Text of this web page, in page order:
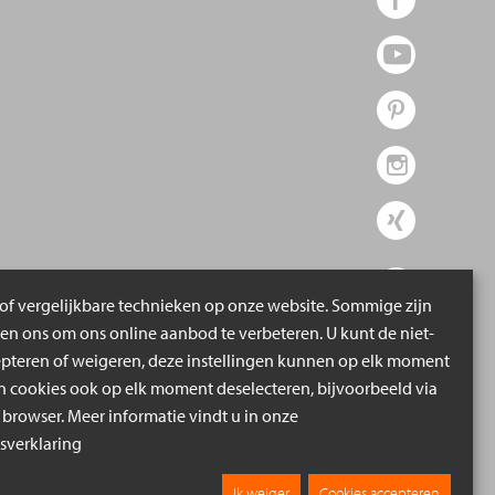
vergelijkbare technieken op onze website. Sommige zijn
ons om ons online aanbod te verbeteren. U kunt de niet-
of weigeren, deze instellingen kunnen op elk moment
cookies ook op elk moment deselecteren, bijvoorbeeld via
Meer informatie vindt u in onze